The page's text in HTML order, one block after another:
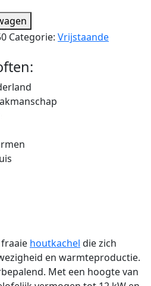
Categorie: Vrijstaande
fraaie houtkachel die zich
en warmteproductie.
Met een hoogte van